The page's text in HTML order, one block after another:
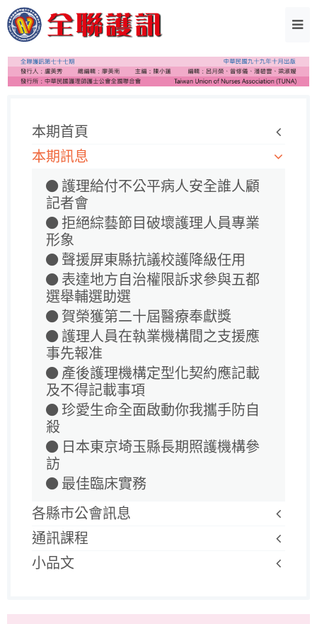
本期首頁
本期訊息
護理給付不公平病人安全誰人顧
記者會
拒絕綜藝節目破壞護理人員專業
形象
聲援屏東縣抗議校護降級任用
表達地方自治權限訴求參與五都
選舉輔選助選
賀榮獲第二十屆醫療奉獻獎
護理人員在執業機構間之支援應
事先報准
產後護理機構定型化契約應記載
及不得記載事項
珍愛生命全面啟動你我攜手防自
殺
日本東京埼玉縣長期照護機構參
訪
最佳臨床實務
各縣市公會訊息
通訊課程
小品文